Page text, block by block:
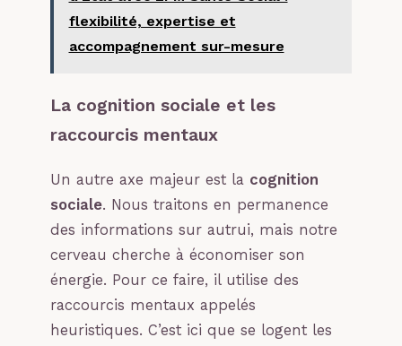
flexibilité, expertise et
accompagnement sur-mesure
La cognition sociale et les
raccourcis mentaux
Un autre axe majeur est la cognition
sociale. Nous traitons en permanence
des informations sur autrui, mais notre
cerveau cherche à économiser son
énergie. Pour ce faire, il utilise des
raccourcis mentaux appelés
heuristiques. C’est ici que se logent les